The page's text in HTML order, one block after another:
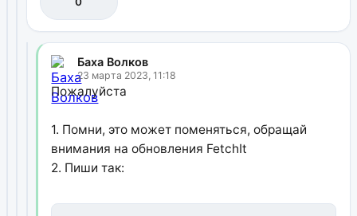
Баха Волков
23 марта 2023, 11:18
Пожалуйста
1. Помни, это может поменяться, обращай
внимания на обновления FetchIt
2. Пиши так: